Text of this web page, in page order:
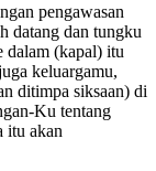
pengawasan
datang dan tungku
dalam (kapal) itu
keluargamu,
ditimpa siksaan) di
Ku tentang
itu akan